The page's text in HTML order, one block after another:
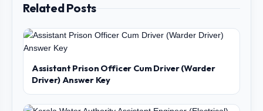
Related Posts
Assistant Prison Officer Cum Driver (Warder
Driver) Answer Key